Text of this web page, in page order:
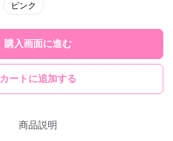
ピンク
購入画面に進む
カートに追加する
商品説明